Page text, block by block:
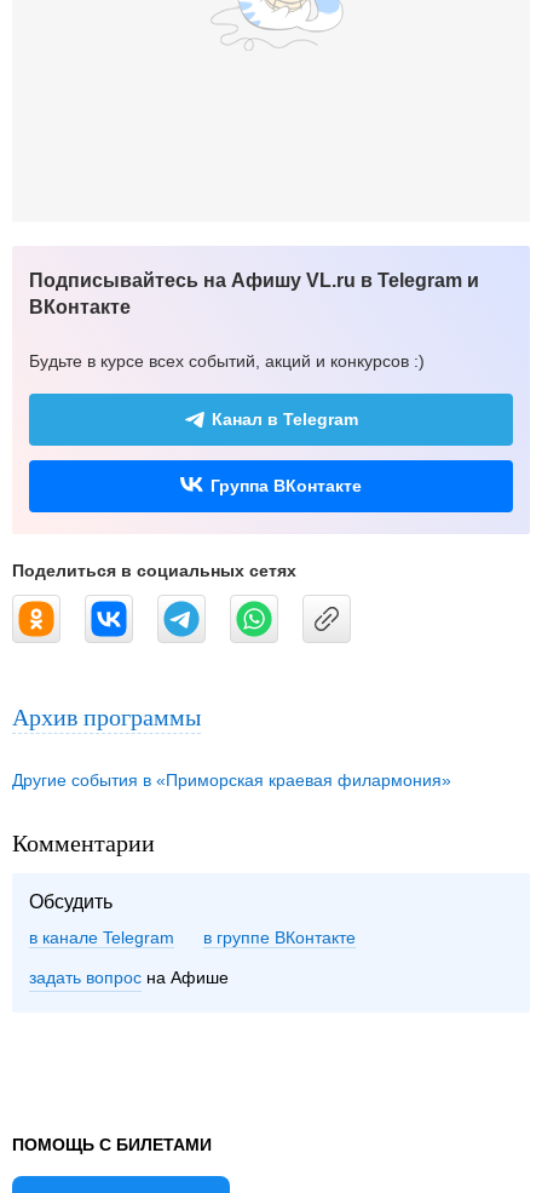
Подписывайтесь на Афишу VL.ru в Telegram и
ВКонтакте
Будьте в курсе всех событий, акций и конкурсов :)
Канал в Telegram
Группа ВКонтакте
Поделиться в социальных сетях
Архив программы
Другие события в «Приморская краевая филармония»
Комментарии
Обсудить
в канале Telegram группе ВКонтакте
задать вопрос на Афише
ПОМОЩЬ С БИЛЕТАМИ